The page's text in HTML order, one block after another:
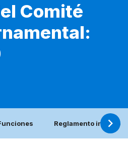
Comité
Reglamento interno